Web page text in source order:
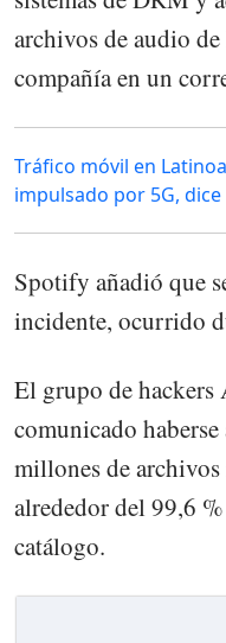
archivos de audio
compañía en un
Tráfico móvil en
impulsado por 5G,
Spotify añadió que
incidente, ocurrido
El grupo de hackers
comunicado
millones de archivos
alrededor del 99,6
catálogo.